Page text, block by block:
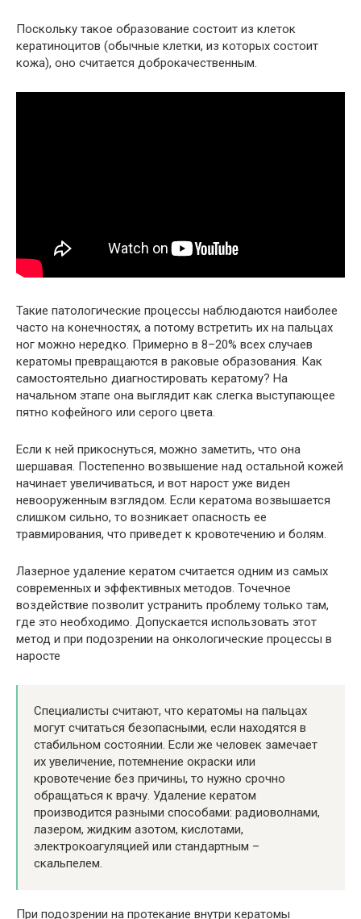
Поскольку такое образование состоит из клеток
кератиноцитов (обычные клетки, из которых состоит
кожа), оно считается доброкачественным.
Такие патологические процессы наблюдаются наиболее
часто на конечностях, а потому встретить их на пальцах
ног можно нередко. Примерно в 8–20% всех случаев
кератомы превращаются в раковые образования. Как
самостоятельно диагностировать кератому? На
начальном этапе она выглядит как слегка выступающее
пятно кофейного или серого цвета.
Если к ней прикоснуться, можно заметить, что она
шершавая. Постепенно возвышение над остальной кожей
начинает увеличиваться, и вот нарост уже виден
невооруженным взглядом. Если кератома возвышается
слишком сильно, то возникает опасность ее
травмирования, что приведет к кровотечению и болям.
Лазерное удаление кератом считается одним из самых
современных и эффективных методов. Точечное
воздействие позволит устранить проблему только там,
где это необходимо. Допускается использовать этот
метод и при подозрении на онкологические процессы в
наросте
Специалисты считают, что кератомы на пальцах
могут считаться безопасными, если находятся в
стабильном состоянии. Если же человек замечает
их увеличение, потемнение окраски или
кровотечение без причины, то нужно срочно
обращаться к врачу. Удаление кератом
производится разными способами: радиоволнами,
лазером, жидким азотом, кислотами,
электрокоагуляцией или стандартным –
скальпелем.
При подозрении на протекание внутри кератомы